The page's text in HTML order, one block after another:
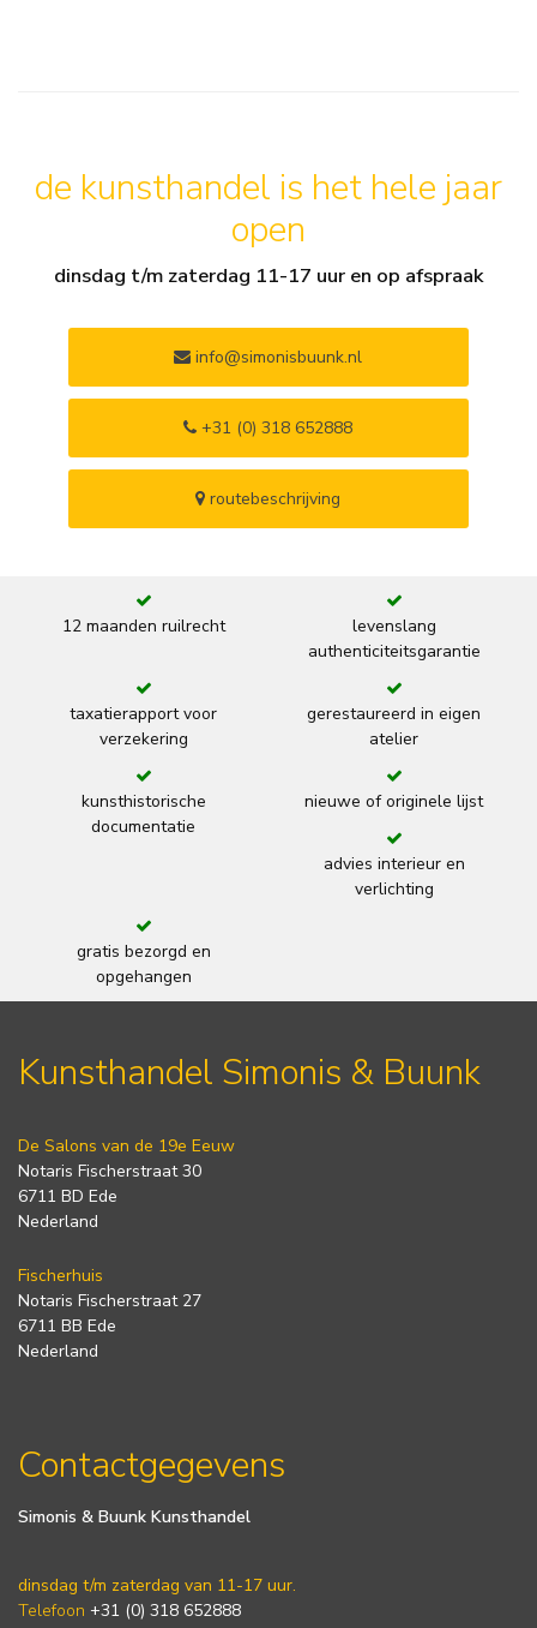
de kunsthandel is het hele jaar
open
dinsdag t/m zaterdag 11-17 uur en op afspraak
info@simonisbuunk.nl
+31 (0) 318 652888
routebeschrijving
12 maanden ruilrecht
levenslang
authenticiteitsgarantie
taxatierapport voor
verzekering
gerestaureerd in eigen
atelier
kunsthistorische
documentatie
nieuwe of originele lijst
advies interieur en
verlichting
gratis bezorgd en
opgehangen
Kunsthandel Simonis & Buunk
De Salons van de 19e Eeuw
Notaris Fischerstraat 30
6711 BD Ede
Nederland
Fischerhuis
Notaris Fischerstraat 27
6711 BB Ede
Nederland
Contactgegevens
Simonis & Buunk Kunsthandel
dinsdag t/m zaterdag van 11-17 uur.
Telefoon +31 (0) 318 652888